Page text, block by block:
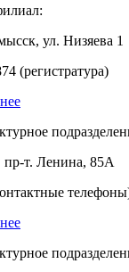
ул. Низяева 1
(регистратура)
пр-т. Ленина, 85А